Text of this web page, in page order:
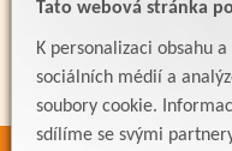
Tato webová stránka
K personalizaci obsahu
sociálních médií a
soubory cookie.
sdílíme se svými